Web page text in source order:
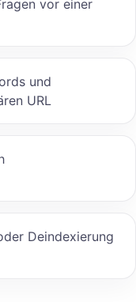
vor einer
und
URL
Deindexierung